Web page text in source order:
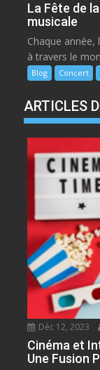
La Fête de
musicale
Chaque année,
à travers le
Blog Concert
ARTICLES
Déc 12, 2023
Cinéma et
Une Fusion